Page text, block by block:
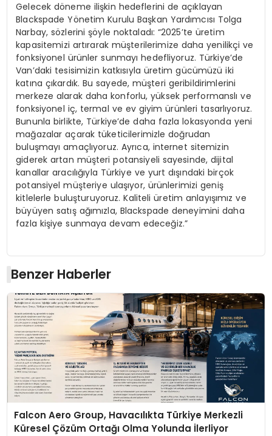
Gelecek döneme ilişkin hedeflerini de açıklayan
Blackspade Yönetim Kurulu Başkan Yardımcısı Tolga
Narbay, sözlerini şöyle noktaladı: “2025’te üretim
kapasitemizi artırarak müşterilerimize daha yenilikçi ve
fonksiyonel ürünler sunmayı hedefliyoruz. Türkiye’de
Van’daki tesisimizin katkısıyla üretim gücümüzü iki
katına çıkardık. Bu sayede, müşteri geribildirimlerini
merkeze alarak daha konforlu, yüksek performanslı ve
fonksiyonel iç, termal ve ev giyim ürünleri tasarlıyoruz.
Bununla birlikte, Türkiye’de daha fazla lokasyonda yeni
mağazalar açarak tüketicilerimizle doğrudan
buluşmayı amaçlıyoruz. Ayrıca, internet sitemizin
giderek artan müşteri potansiyeli sayesinde, dijital
kanallar aracılığıyla Türkiye ve yurt dışındaki birçok
potansiyel müşteriye ulaşıyor, ürünlerimizi geniş
kitlelerle buluşturuyoruz. Kaliteli üretim anlayışımız ve
büyüyen satış ağımızla, Blackspade deneyimini daha
fazla kişiye sunmaya devam edeceğiz.”
Benzer Haberler
Falcon Aero Group, Havacılıkta Türkiye Merkezli
Küresel Çözüm Ortağı Olma Yolunda İlerliyor